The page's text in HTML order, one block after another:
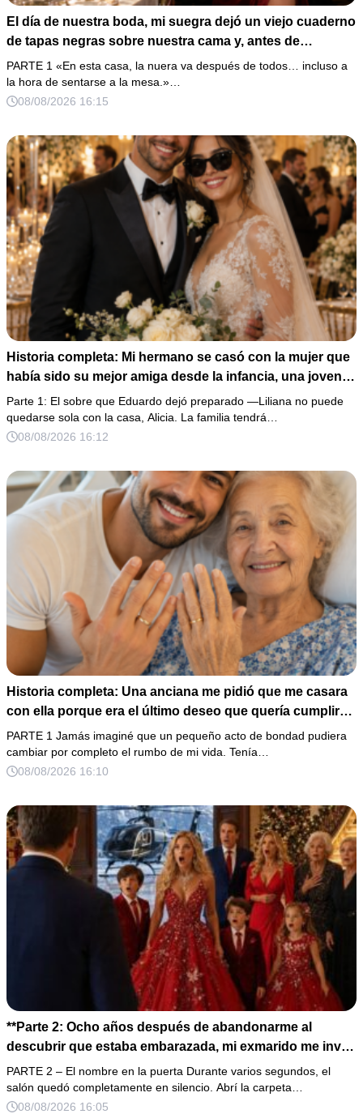
El día de nuestra boda, mi suegra dejó un viejo cuaderno
de tapas negras sobre nuestra cama y, antes de
marcharse, dijo: «En esta familia todos deben cumplir
una misma regla…».
PARTE 1 «En esta casa, la nuera va después de todos… incluso a
la hora de sentarse a la mesa.»…
08/08/2026 16:15
Historia completa: Mi hermano se casó con la mujer que
había sido su mejor amiga desde la infancia, una joven
ciega a la que protegió durante toda su vida. Tras su
fallecimiento, ella me entregó un sobre y me confesó la
verdadera razón por la que él la eligió a ella por encima
Parte 1: El sobre que Eduardo dejó preparado —Liliana no puede
quedarse sola con la casa, Alicia. La familia tendrá…
08/08/2026 16:12
Historia completa: Una anciana me pidió que me casara
con ella porque era el último deseo que quería cumplir
antes de morir. Después de su fallecimiento, su abogado
puso en mis manos una vieja bolsa de hospital que
había conservado durante años y me dijo: «Ella te eligió
PARTE 1 Jamás imaginé que un pequeño acto de bondad pudiera
cambiar por completo el rumbo de mi vida. Tenía…
08/08/2026 16:10
**Parte 2: Ocho años después de abandonarme al
descubrir que estaba embarazada, mi exmarido me invitó
a la cena de Navidad convencido de que podría burlarse
de la mujer a la que creía una fracasada y sin hijos. Lo
que jamás imaginó fue que esa noche sería él quien
PARTE 2 – El nombre en la puerta Durante varios segundos, el
salón quedó completamente en silencio. Abrí la carpeta…
08/08/2026 16:05